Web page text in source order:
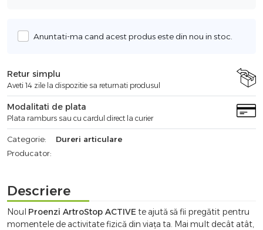
Anuntati-ma cand acest produs este din nou in stoc.
Retur simplu
Aveti 14 zile la dispozitie sa returnati produsul
Modalitati de plata
Plata ramburs sau cu cardul direct la curier
Categorie:
Dureri articulare
Producator:
Descriere
Noul Proenzi ArtroStop ACTIVE te ajută să fii pregătit pentru
momentele de activitate fizică din viața ta. Mai mult decât atât,